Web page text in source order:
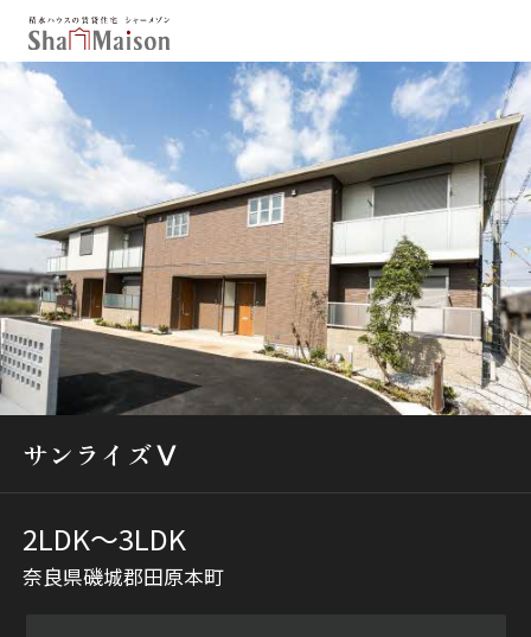
お気に入り
新着メール設定
最近見た物件
北海道 東北
関東
中部
関西
中国・四国
九州
市区郡・路線・駅から探す
通勤・通学時間から探す
地図から探す
サンライズⅤ
2LDK〜3LDK
奈良県磯城郡田原本町